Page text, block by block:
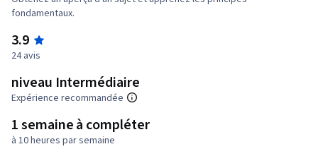
fondamentaux.
3.9
24 avis
niveau Intermédiaire
Expérience recommandée
1 semaine à compléter
à 10 heures par semaine